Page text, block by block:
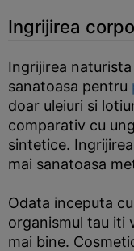
Ingrijirea
Ingrijirea
sanatoasa pentru
doar uleiuri si
comparativ cu
sintetice.
mai sanatoasa
Odata inceputa
organismul tau iti
mai bine.